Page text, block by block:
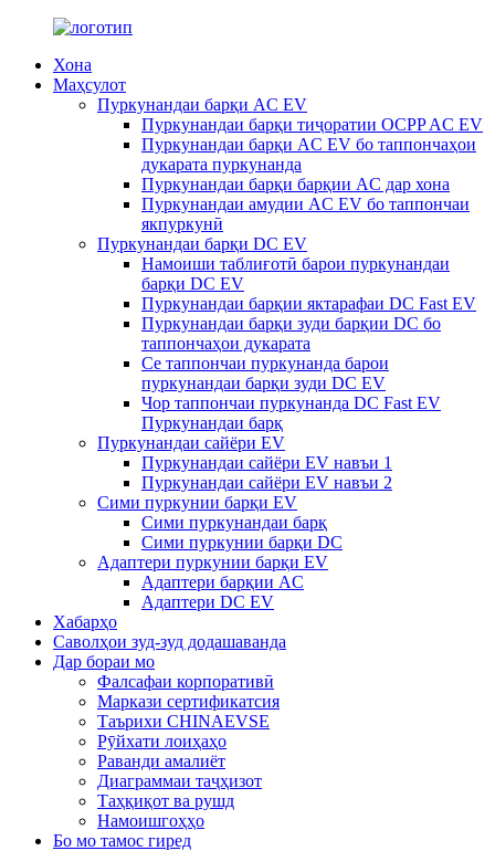
Хона
Маҳсулот
Пуркунандаи барқи AC EV
Пуркунандаи барқи тиҷоратии OCPP AC EV
Пуркунандаи барқи AC EV бо таппончаҳои
дукарата пуркунанда
Пуркунандаи барқи барқии AC дар хона
Пуркунандаи амудии AC EV бо таппончаи
якпуркунӣ
Пуркунандаи барқи DC EV
Намоиши таблиғотӣ барои пуркунандаи
барқи DC EV
Пуркунандаи барқии яктарафаи DC Fast EV
Пуркунандаи барқи зуди барқии DC бо
таппончаҳои дукарата
Се таппончаи пуркунанда барои
пуркунандаи барқи зуди DC EV
Чор таппончаи пуркунанда DC Fast EV
Пуркунандаи барқ
Пуркунандаи сайёри EV
Пуркунандаи сайёри EV навъи 1
Пуркунандаи сайёри EV навъи 2
Сими пуркунии барқи EV
Сими пуркунандаи барқ
Сими пуркунии барқи DC
Адаптери пуркунии барқи EV
Адаптери барқии AC
Адаптери DC EV
Хабарҳо
Саволҳои зуд-зуд додашаванда
Дар бораи мо
Фалсафаи корпоративӣ
Маркази сертификатсия
Таърихи CHINAEVSE
Рӯйхати лоиҳаҳо
Раванди амалиёт
Диаграммаи таҷҳизот
Таҳқиқот ва рушд
Намоишгоҳҳо
Бо мо тамос гиред